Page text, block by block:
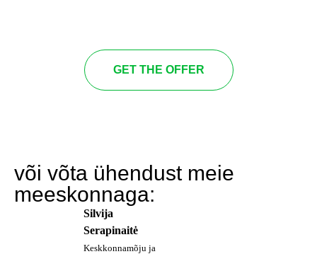
GET THE OFFER
või võta ühendust meie
meeskonnaga:
Silvija
Serapinaitė
Keskkonnamõju ja